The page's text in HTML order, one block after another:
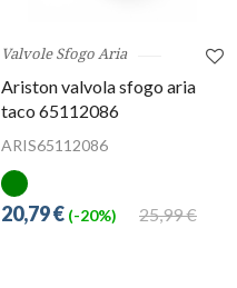
Valvole Sfogo Aria
Ariston valvola sfogo aria
taco 65112086
ARIS65112086
25,99 €
20,79 € (-20%)